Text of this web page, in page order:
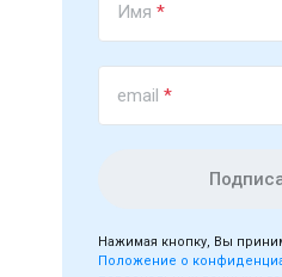
Имя *
email *
Нажимая кнопку, Вы
Положение о